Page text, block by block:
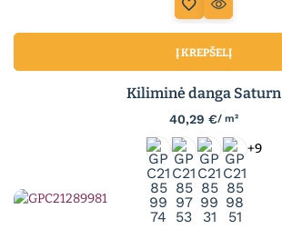
Į KREPŠELĮ
Kiliminė danga Saturn
40,29 €/ m²
+9